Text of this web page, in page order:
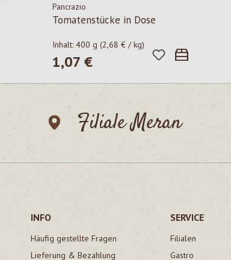
Pancrazio
Tomatenstücke in Dose
Inhalt: 400 g (2,68 € / kg)
Regulärer Preis:
1,07 €
Filiale Meran
INFO
Häufig gestellte Fragen
Lieferung & Bezahlung
SERVICE
Filialen
Gastro